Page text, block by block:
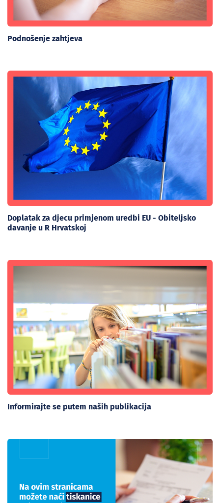
Podnošenje zahtjeva
Doplatak za djecu primjenom uredbi EU - Obiteljsko
davanje u R Hrvatskoj
Informirajte se putem naših publikacija